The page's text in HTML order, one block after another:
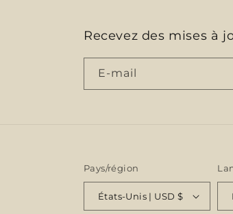
Recevez des mises à
E-mail
Pays/région
États-Unis | USD $